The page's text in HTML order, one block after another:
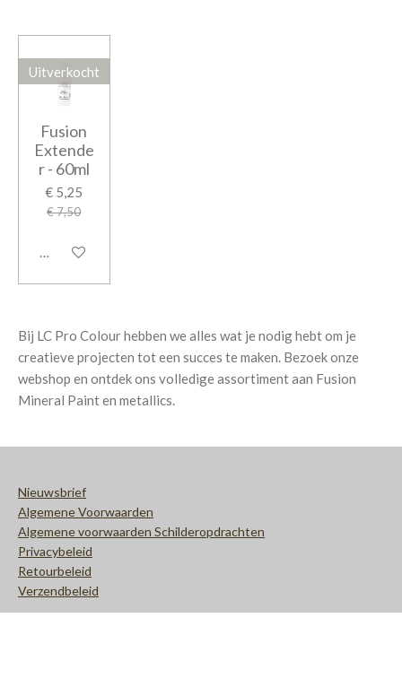
Uitverkocht
Fusion
Extende
r - 60ml
€ 5,25
€ 7,50
Houd mij op de hoogte
Bij LC Pro Colour hebben we alles wat je nodig hebt om je
creatieve projecten tot een succes te maken. Bezoek onze
webshop en ontdek ons volledige assortiment aan Fusion
Mineral Paint en metallics.
Nieuwsbrief
Algemene Voorwaarden
Algemene voorwaarden Schilderopdrachten
Privacybeleid
Retourbeleid
Verzendbeleid